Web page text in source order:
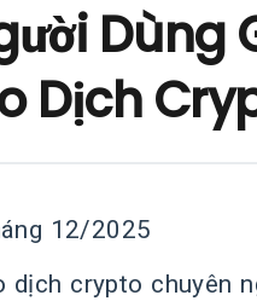
Dùng
Dịch
12/2025
dịch crypto chuyên